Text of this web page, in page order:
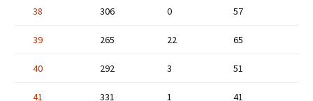
38 306 0 57
39 265 22 65
40 292 3 51
41 331 1 41